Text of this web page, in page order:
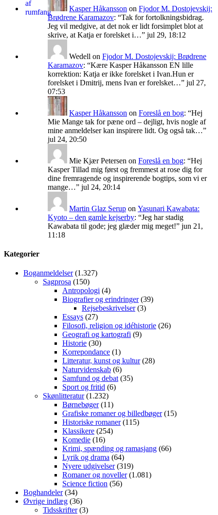
Kasper Håkansson on Fjodor M. Dostojevskij:
Brødrene Karamazov: “Tak for fortolkningsbidrag.
Jeg vil medgive, at det nok er lidt forsimplet blot at
skrive, at Katja er forelsket i…” jul 29, 18:12
Wedell on Fjodor M. Dostojevskij: Brødrene
Karamazov: “Kære Kasper Håkansson EN lille
korrektion: Katja er ikke forelsket i Ivan.Hun er
forelsket i Dmitrij, mens Ivan er forelsket…” jul 27,
07:53
Kasper Håkansson on Foreslå en bog: “Hej
Mie Mange tak for pæne ord – dejligt, hvis nogle af
mine anmeldelser kan inspirere lidt. Og også tak…”
jul 24, 20:50
Mie Kjær Petersen on Foreslå en bog: “Hej
Kasper Tillad mig først og fremmest at rose dig for
dine fremragende og inspirerende bogtips, som vi er
mange…” jul 24, 20:14
Martin Glaz Serup on Yasunari Kawabata:
Kyoto – den gamle kejserby: “Jeg har stadig
Kawabata til gode; jeg glæder mig meget!” jun 21,
11:18
Kategorier
Boganmeldelser(1.327)
Sagprosa (150)
Antropologi (4)
Biografier og erindringer(39)
Rejsebeskrivelser(3)
Essays (27)
Filosofi, religion og idéhistorie (26)
Geografi og kartografi (9)
Historie (30)
Korrepondance (1)
Litteratur, kunst og kultur(28)
Naturvidenskab (6)
Samfund og debat (35)
Sport og fritid (6)
Skønlitteratur(1.232)
Børnebøger(11)
Grafiske romaner og billedbøger(15)
Historiske romaner(115)
Klassikere (254)
Komedie (16)
Krimi, spænding og ramasjang (66)
Lyrik og drama (64)
Nyere udgivelser(319)
Romaner og noveller(1.081)
Science fiction (56)
Boghandeler(34)
Øvrige indlæg (36)
Tidsskrifter(3)